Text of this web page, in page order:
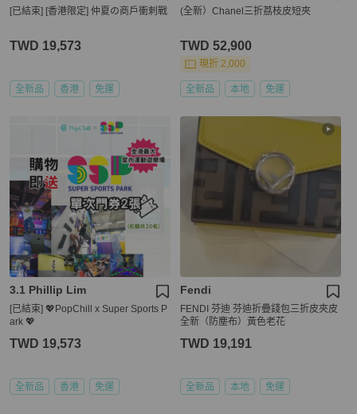
[已結束] [香港限定] 仲夏の商戶衝刺戰
TWD 19,573
全新品 香港 免運
(全新）Chanel三折荔枝皮短夾
TWD 52,900
現折 2,000
全新品 本地 免運
3.1 Phillip Lim
[已結束] 💖PopChill x Super Sports P
ark 💖
TWD 19,573
全新品 香港 免運
Fendi
FENDI 芬迪 芬迪折疊錢包三折皮夾皮
全新（防塵布）黃色老花
TWD 19,191
全新品 本地 免運